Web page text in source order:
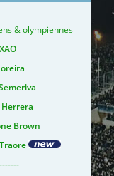
& olympiennes
Brown